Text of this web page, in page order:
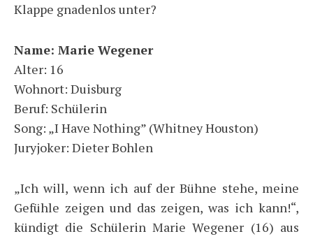
Klappe gnadenlos unter?
Name: Marie Wegener
Alter: 16
Wohnort: Duisburg
Beruf: Schülerin
Song: „I Have Nothing” (Whitney Houston)
Juryjoker: Dieter Bohlen
„Ich will, wenn ich auf der Bühne stehe, meine
Gefühle zeigen und das zeigen, was ich kann!“,
kündigt die Schülerin Marie Wegener (16) aus